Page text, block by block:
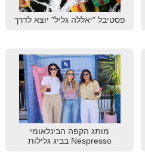
פסטיבל "יאללה גליל" יוצא לדרך
מותג הקפה הבינלאומי
Nespresso בביג גלילות